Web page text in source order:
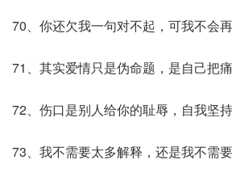
70、你还欠我一句对不起，可我不会再
71、其实爱情只是伪命题，是自己把痛
72、伤口是别人给你的耻辱，自我坚持
73、我不需要太多解释，还是我不需要